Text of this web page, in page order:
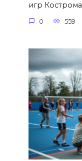
игр Кострома
0 559